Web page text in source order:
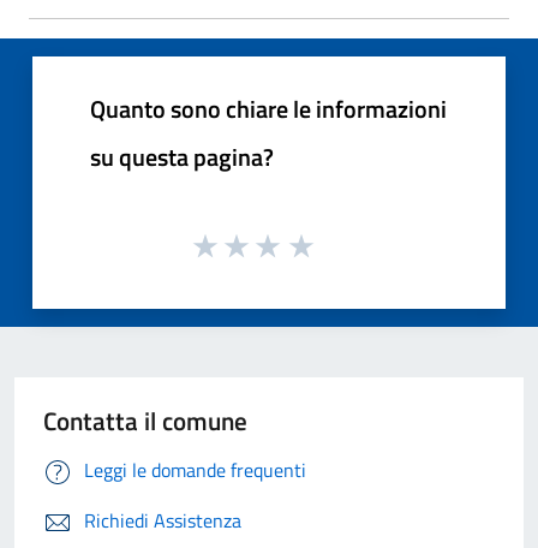
Quanto sono chiare le informazioni
su questa pagina?
Contatta il comune
Leggi le domande frequenti
Richiedi Assistenza